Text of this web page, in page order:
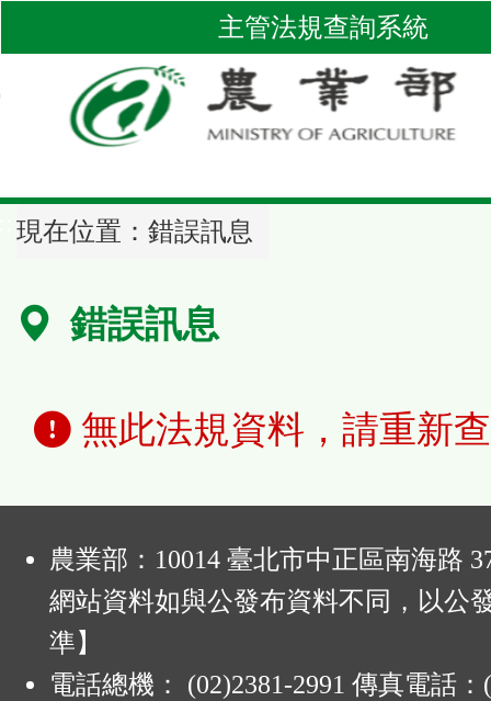
到
區
塊
主管法規查詢系統
現在位置： 錯誤訊息
錯誤訊息
無此法規資料，請重新
農業部：10014 臺北市中正區南海路
網站資料如與公發布資料不同，以公
準】
電話總機： (02)2381-2991 傳真電話：